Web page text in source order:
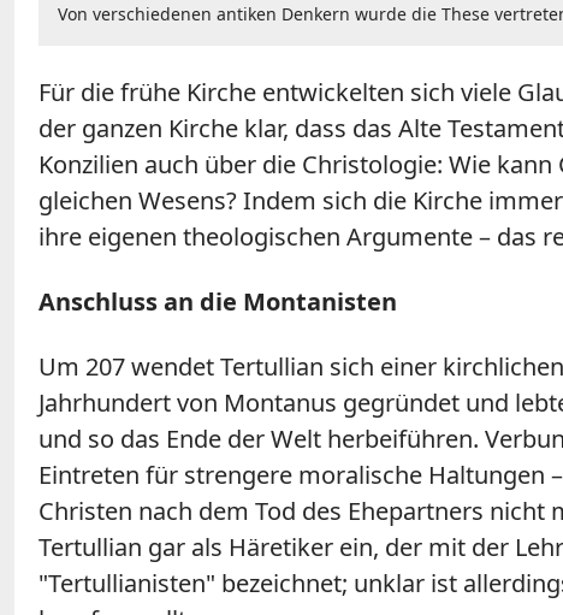
Von verschiedenen antiken Denkern wurde die These
Für die frühe Kirche entwickelten sich viele
der ganzen Kirche klar, dass das Alte
Konzilien auch über die Christologie: Wie
gleichen Wesens? Indem sich die Kirche
ihre eigenen theologischen Argumente – das
Anschluss an die Montanisten
Um 207 wendet Tertullian sich einer
Jahrhundert von Montanus gegründet und
und so das Ende der Welt herbeiführen.
Eintreten für strengere moralische Haltungen
Christen nach dem Tod des Ehepartners
Tertullian gar als Häretiker ein, der mit der
"Tertullianisten" bezeichnet; unklar ist